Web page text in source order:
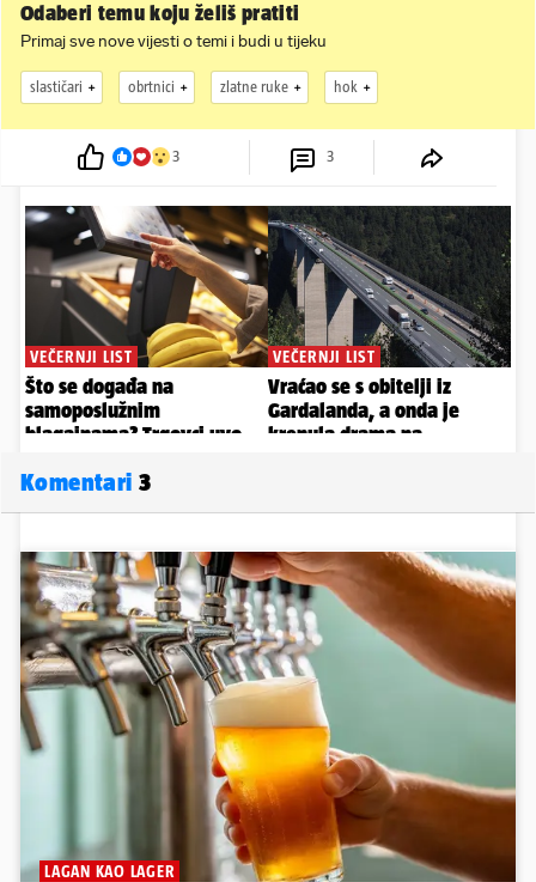
Odaberi temu koju želiš pratiti
Primaj sve nove vijesti o temi i budi u tijeku
slastičari obrtnici zlatne ruke hok
3 3
Komentari 3
LAGAN KAO LAGER